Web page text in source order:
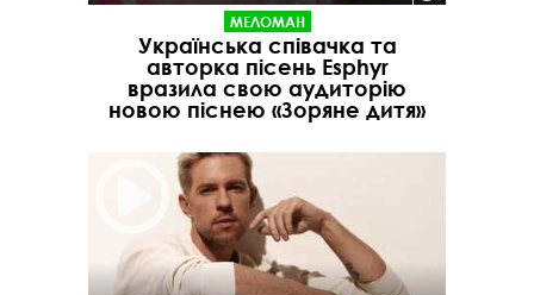
МЕЛОМАН
Українська співачка та
авторка пісень Esphyr
вразила свою аудиторію
новою піснею «Зоряне дитя»